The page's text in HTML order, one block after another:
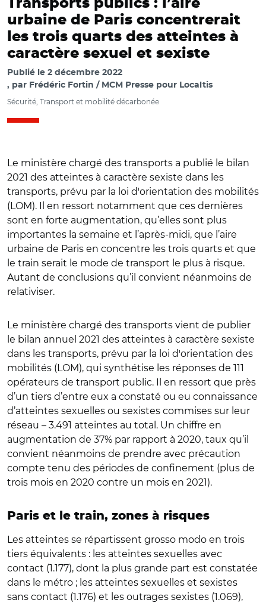
Transports publics : l’aire
urbaine de Paris concentrerait
les trois quarts des atteintes à
caractère sexuel et sexiste
Publié le 2 décembre 2022
par Frédéric Fortin / MCM Presse pour Localtis
Sécurité, Transport et mobilité décarbonée
Le ministère chargé des transports a publié le bilan
2021 des atteintes à caractère sexiste dans les
transports, prévu par la loi d'orientation des mobilités
(LOM). Il en ressort notamment que ces dernières
sont en forte augmentation, qu’elles sont plus
importantes la semaine et l’après-midi, que l’aire
urbaine de Paris en concentre les trois quarts et que
le train serait le mode de transport le plus à risque.
Autant de conclusions qu’il convient néanmoins de
relativiser.
Le ministère chargé des transports vient de publier
le bilan annuel 2021 des atteintes à caractère sexiste
dans les transports, prévu par la loi d'orientation des
mobilités (LOM), qui synthétise les réponses de 111
opérateurs de transport public. Il en ressort que près
d’un tiers d’entre eux a constaté ou eu connaissance
d’atteintes sexuelles ou sexistes commises sur leur
réseau – 3.491 atteintes au total. Un chiffre en
augmentation de 37% par rapport à 2020, taux qu’il
convient néanmoins de prendre avec précaution
compte tenu des périodes de confinement (plus de
trois mois en 2020 contre un mois en 2021).
Paris et le train, zones à risques
Les atteintes se répartissent grosso modo en trois
tiers équivalents : les atteintes sexuelles avec
contact (1.177), dont la plus grande part est constatée
dans le métro ; les atteintes sexuelles et sexistes
sans contact (1.176) et les outrages sexistes (1.069),